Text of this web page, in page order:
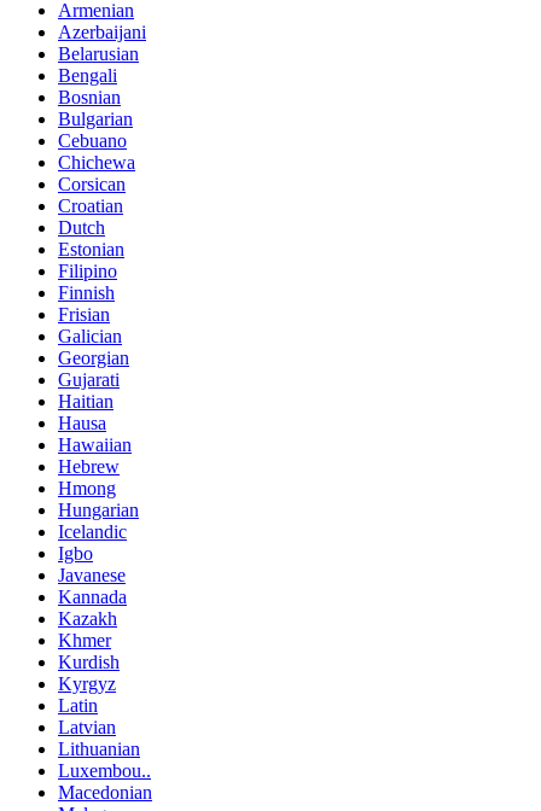
Armenian
Azerbaijani
Belarusian
Bengali
Bosnian
Bulgarian
Cebuano
Chichewa
Corsican
Croatian
Dutch
Estonian
Filipino
Finnish
Frisian
Galician
Georgian
Gujarati
Haitian
Hausa
Hawaiian
Hebrew
Hmong
Hungarian
Icelandic
Igbo
Javanese
Kannada
Kazakh
Khmer
Kurdish
Kyrgyz
Latin
Latvian
Lithuanian
Luxembou..
Macedonian